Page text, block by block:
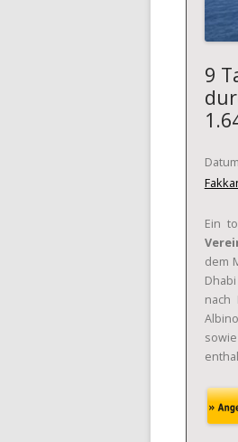
9
Ein
dem
nach